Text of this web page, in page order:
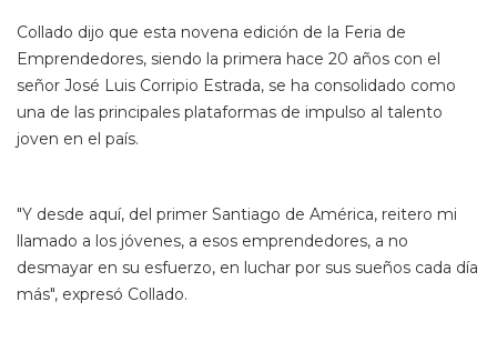
Collado dijo que esta novena edición de la Feria de
Emprendedores, siendo la primera hace 20 años con el
señor José Luis Corripio Estrada, se ha consolidado como
una de las principales plataformas de impulso al talento
joven en el país.
"Y desde aquí, del primer Santiago de América, reitero mi
llamado a los jóvenes, a esos emprendedores, a no
desmayar en su esfuerzo, en luchar por sus sueños cada día
más", expresó Collado.